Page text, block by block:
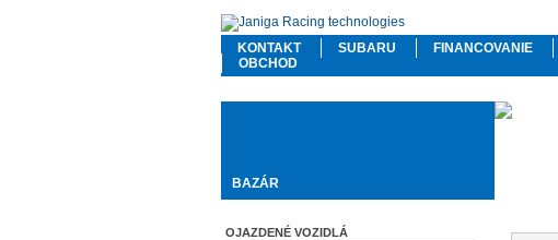
KONTAKT SUBARU FINANCOVANIE
OBCHOD
BAZÁR
OJAZDENÉ VOZIDLÁ